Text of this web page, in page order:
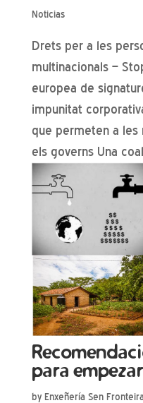
Noticias
Drets per a les
multinacionals –
europea de
impunitat
que permeten a les
els governs Una
para
by Enxeñería Sen